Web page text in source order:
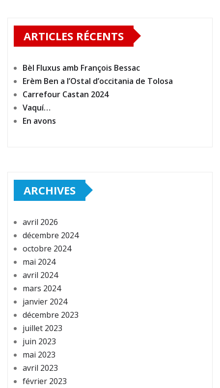
ARTICLES RÉCENTS
Bèl Fluxus amb François Bessac
Erèm Ben a l’Ostal d’occitania de Tolosa
Carrefour Castan 2024
Vaquí…
En avons
ARCHIVES
avril 2026
décembre 2024
octobre 2024
mai 2024
avril 2024
mars 2024
janvier 2024
décembre 2023
juillet 2023
juin 2023
mai 2023
avril 2023
février 2023